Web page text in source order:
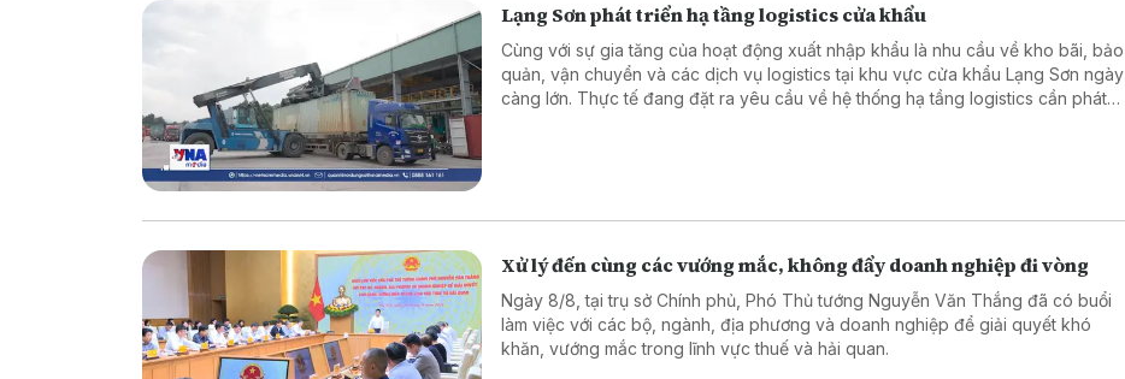
Lạng Sơn phát triển hạ tầng logistics cửa khẩu
Cùng với sự gia tăng của hoạt động xuất nhập khẩu là nhu cầu về kho bãi, bảo
quản, vận chuyển và các dịch vụ logistics tại khu vực cửa khẩu Lạng Sơn ngày
càng lớn. Thực tế đang đặt ra yêu cầu về hệ thống hạ tầng logistics cần phát
Xử lý đến cùng các vướng mắc, không đẩy doanh nghiệp đi vòng
Ngày 8/8, tại trụ sở Chính phủ, Phó Thủ tướng Nguyễn Văn Thắng đã có buổi
làm việc với các bộ, ngành, địa phương và doanh nghiệp để giải quyết khó
khăn, vướng mắc trong lĩnh vực thuế và hải quan.